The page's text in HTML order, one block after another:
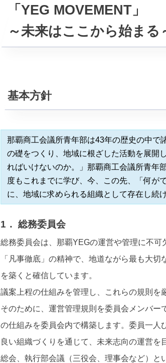
「YEG MOVEMENT」
～未来はここから始まる
基本方針
那覇商工会議所青年部は43年の歴史の中で
の礎をつくり、地域に根ざした活動を展開
ればいけないのか。」那覇商工会議所青年
度もこれまでに学び、今、この先、「何が
に、地域に求められる組織として存在し続
1． 総務委員会
総務委員会は、那覇YEGの運営や管理に不可
「凡事徹底」の精神で、地道ながら最も大
を築くと確信しています。
議案上程の仕組みを管理し、これらの規則を
そのために、運営管理規則を委員会メンバ
の仕組みを委員会内で構築します。委員一
良い組織づくりを通じて、未来志向の運営を
総会、執行部会議（三役会、理事会など）と